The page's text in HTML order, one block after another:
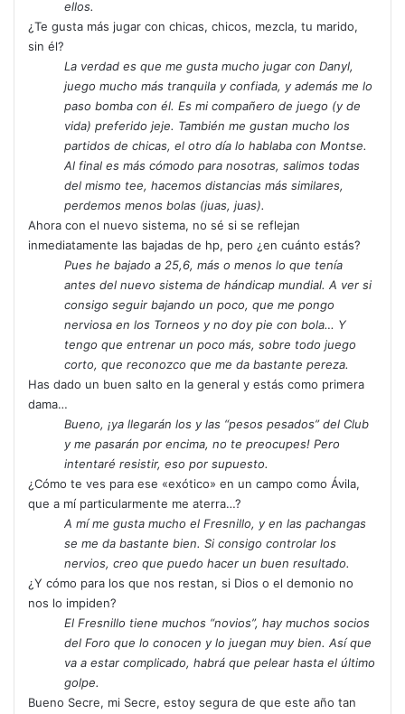
ellos.
¿Te gusta más jugar con chicas, chicos, mezcla, tu marido,
sin él?
La verdad es que me gusta mucho jugar con Danyl,
juego mucho más tranquila y confiada, y además me lo
paso bomba con él. Es mi compañero de juego (y de
vida) preferido jeje. También me gustan mucho los
partidos de chicas, el otro día lo hablaba con Montse.
Al final es más cómodo para nosotras, salimos todas
del mismo tee, hacemos distancias más similares,
perdemos menos bolas (juas, juas).
Ahora con el nuevo sistema, no sé si se reflejan
inmediatamente las bajadas de hp, pero ¿en cuánto estás?
Pues he bajado a 25,6, más o menos lo que tenía
antes del nuevo sistema de hándicap mundial. A ver si
consigo seguir bajando un poco, que me pongo
nerviosa en los Torneos y no doy pie con bola… Y
tengo que entrenar un poco más, sobre todo juego
corto, que reconozco que me da bastante pereza.
Has dado un buen salto en la general y estás como primera
dama…
Bueno, ¡ya llegarán los y las “pesos pesados” del Club
y me pasarán por encima, no te preocupes! Pero
intentaré resistir, eso por supuesto.
¿Cómo te ves para ese «exótico» en un campo como Ávila,
que a mí particularmente me aterra…?
A mí me gusta mucho el Fresnillo, y en las pachangas
se me da bastante bien. Si consigo controlar los
nervios, creo que puedo hacer un buen resultado.
¿Y cómo para los que nos restan, si Dios o el demonio no
nos lo impiden?
El Fresnillo tiene muchos “novios”, hay muchos socios
del Foro que lo conocen y lo juegan muy bien. Así que
va a estar complicado, habrá que pelear hasta el último
golpe.
Bueno Secre, mi Secre, estoy segura de que este año tan